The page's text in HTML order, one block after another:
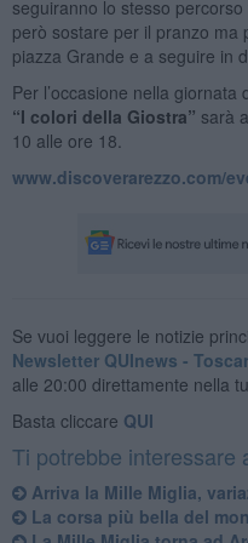
seguiranno lo stesso
però sostare per il pranzo ma
piazza Grande e a seguire in
Per l’occasione nella giornata
“I colori della Giostra” sarà
10 alle ore 18.
www.discoverarezzo.com/
Se vuoi leggere le notizie
Newsletter QUInews -
alle 20:00 direttamente nella
Basta cliccare QUI
Ti potrebbe interessare
Arriva la Mille Miglia,
La corsa più bella del